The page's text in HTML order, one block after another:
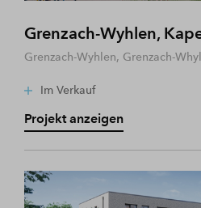
Grenzach-Wyhlen,
Grenzach-Wyhlen, Grenzach-
Im Verkauf
Projekt anzeigen